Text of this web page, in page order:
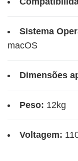
Sistema
macOS
Dimensões
Peso: 12kg
Voltagem: